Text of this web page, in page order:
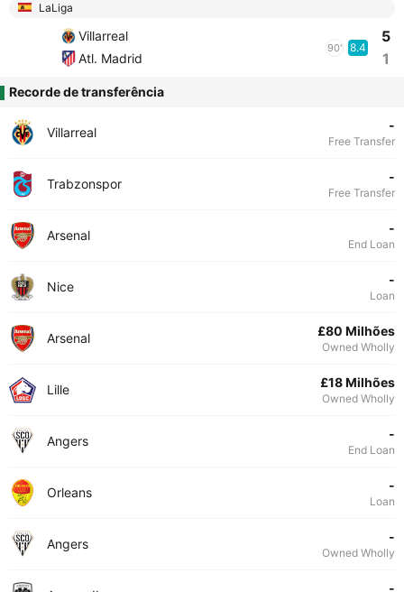
LaLiga
Villarreal
Atl. Madrid
90' 8.4
5
1
Recorde de transferência
Villarreal -
Free Transfer
Trabzonspor -
Free Transfer
Arsenal -
End Loan
Nice -
Loan
Arsenal £80 Milhões
Owned Wholly
Lille £18 Milhões
Owned Wholly
Angers -
End Loan
Orleans -
Loan
Angers -
Owned Wholly
-